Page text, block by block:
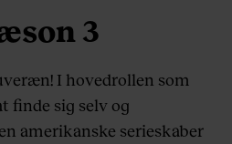
3
I hovedrollen som
finde sig selv og
amerikanske serieskaber